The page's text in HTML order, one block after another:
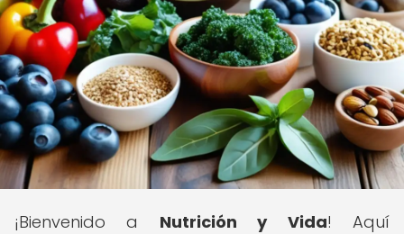
¡Bienvenido a Nutrición y Vida! Aquí